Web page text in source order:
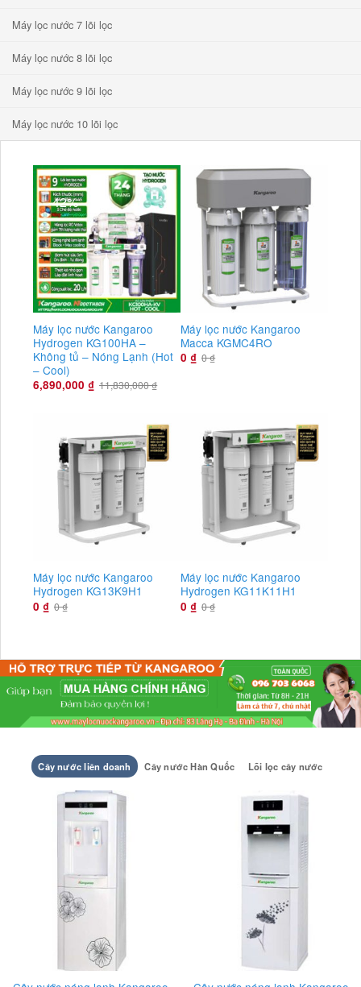
Máy lọc nước 7 lõi lọc
Máy lọc nước 8 lõi lọc
Máy lọc nước 9 lõi lọc
Máy lọc nước 10 lõi lọc
-42%
Máy lọc nước Kangaroo
Hydrogen KG100HA –
Không tủ – Nóng Lạnh (Hot
– Cool)
6,890,000 ₫ 11,830,000₫
Máy lọc nước Kangaroo
Macca KGMC4RO
0 ₫ 0₫
Máy lọc nước Kangaroo
Hydrogen KG13K9H1
0 ₫ 0₫
Máy lọc nước Kangaroo
Hydrogen KG11K11H1
0 ₫ 0₫
nước nóng lạnh Kangaroo
Cây nước liên doanh Cây nước Hàn Quốc Lõi lọc cây nước